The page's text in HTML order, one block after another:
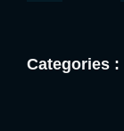
Categories :